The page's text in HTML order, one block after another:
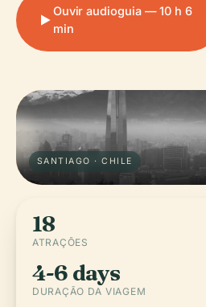
Ouvir audioguia — 10 h 6
min
SANTIAGO · CHILE
18
ATRAÇÕES
4-6 days
DURAÇÃO DA VIAGEM